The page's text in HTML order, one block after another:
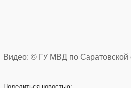
Видео: © ГУ МВД по Саратовской
Поделиться новостью: